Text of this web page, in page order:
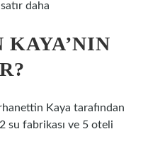
daha
Kaya tarafından
su fabrikası ve 5 oteli